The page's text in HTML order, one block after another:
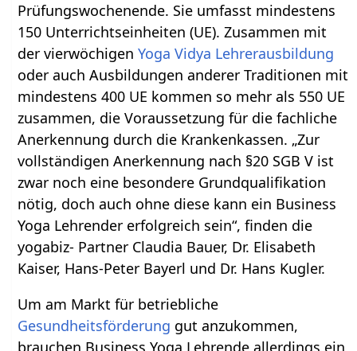
Prüfungswochenende. Sie umfasst mindestens
150 Unterrichtseinheiten (UE). Zusammen mit
der vierwöchigenYoga Vidya Lehrerausbildung
oder auch Ausbildungen anderer Traditionen mit
mindestens 400 UE kommen so mehr als 550 UE
zusammen, die Voraussetzung für die fachliche
Anerkennung durch die Krankenkassen. „Zur
vollständigen Anerkennung nach §20 SGB V ist
zwar noch eine besondere Grundqualifikation
nötig, doch auch ohne diese kann ein Business
Yoga Lehrender erfolgreich sein“, finden die
yogabiz- Partner Claudia Bauer, Dr. Elisabeth
Kaiser, Hans-Peter Bayerl und Dr. Hans Kugler.
Um am Markt für betriebliche
Gesundheitsförderung gut anzukommen,